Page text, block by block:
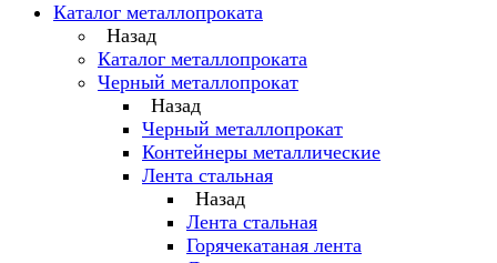
Каталог металлопроката
Назад
Каталог металлопроката
Черный металлопрокат
Назад
Черный металлопрокат
Контейнеры металлические
Лента стальная
Назад
Лента стальная
Горячекатаная лента